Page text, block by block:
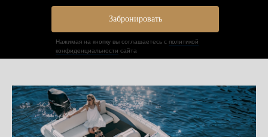
Нажимая на кнопку вы соглашаетесь с политикой
конфиденциальности сайта
Забронировать